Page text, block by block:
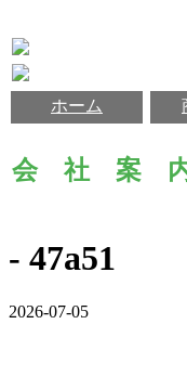
ホーム
会 社 案
- 47a51
2026-07-05